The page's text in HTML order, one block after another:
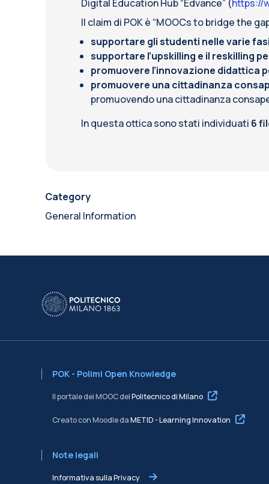
Digital Education Hub “Edvance” (https://
Il claim di POK è “MOOCs to bridge the
supportare gli studenti nelle varie
supportare l’upskilling e il reskilling
promuovere l’innovazione didattica
promuovere una cittadinanza
promuovendo una cittadinanza
In questa ottica sono stati individuati 6
Category
General Information
POK - Polimi Open Knowledge
Il portale dei MOOC delPolitecnico di Milano
Creato con Moodle daMETID - Learning Innovation
Note legali
Informativa sulla Privacy